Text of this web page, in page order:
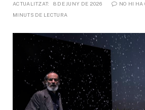
ACTUALITZAT: 8 DE JUNY DE 2026 NO HI HA
MINUTS DE LECTURA